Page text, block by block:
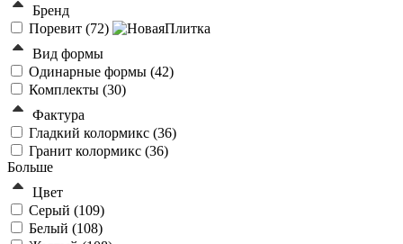
Бренд
Поревит (72)
Вид формы
Одинарные формы (42)
Комплекты (30)
Фактура
Гладкий колормикс (36)
Гранит колормикс (36)
Больше
Цвет
Серый (109)
Белый (108)